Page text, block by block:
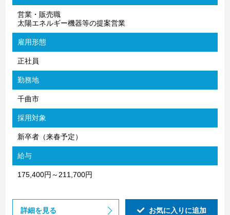
営業・販売職
太陽エネルギー機器等の提案営業
雇用形態
正社員
勤務地
千曲市
採用対象
新卒者（来春予定）
給与
175,400円～211,700円
詳細を見る お気に入りに追加